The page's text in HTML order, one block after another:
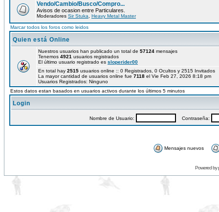
Vendo/Cambio/Busco/Compro...
Avisos de ocasion entre Particulares.
Moderadores Sir Stuka Heavy Metal Master
Marcar todos los foros como leidos
Quien está Online
Nuestros usuarios han publicado un total de 57124 mensajes
Tenemos 4921 usuarios registrados
El último usuario registrado es sloperider00
En total hay 2515 usuarios online :: 0 Registrados, 0 Ocultos y 2515
La mayor cantidad de usuarios online fue 7118 el Vie Feb 27, 2026 8:18 pm
Usuarios Registrados: Ninguno
Estos datos estan basados en usuarios activos durante los últimos 5 minutos
Login
Nombre de Usuario: Contraseña:
Mensajes nuevos
Powered by